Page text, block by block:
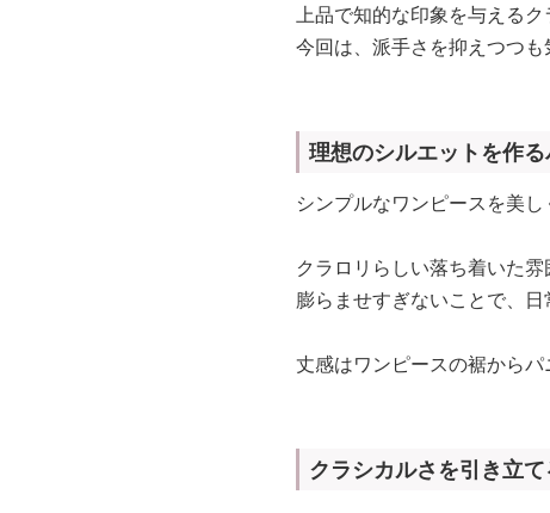
上品で知的な印象を与える
今回は、派手さを抑えつつ
理想のシルエットを作
シンプルなワンピースを美
クラロリらしい落ち着いた
膨らませすぎないことで、
丈感はワンピースの裾から
クラシカルさを引き立